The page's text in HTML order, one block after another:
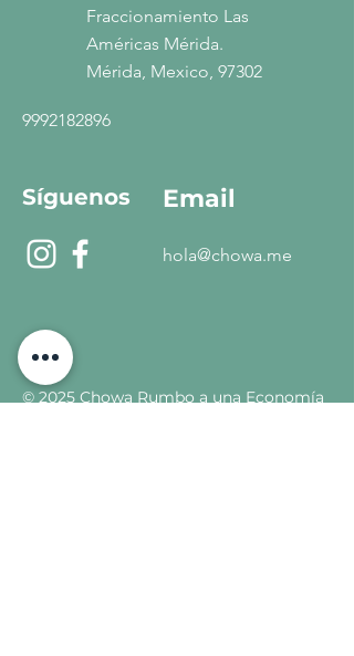
Fraccionamiento Las
Américas Mérida.
Mérida, Mexico, 97302
9992182896
Síguenos Email
hola@chowa.me
© 2025 Chowa Rumbo a una Economía